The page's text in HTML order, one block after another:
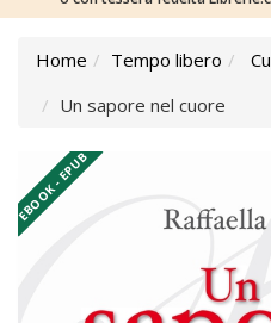
Home Tempo libero
Un sapore nel cuore
EBOOK - EPUB